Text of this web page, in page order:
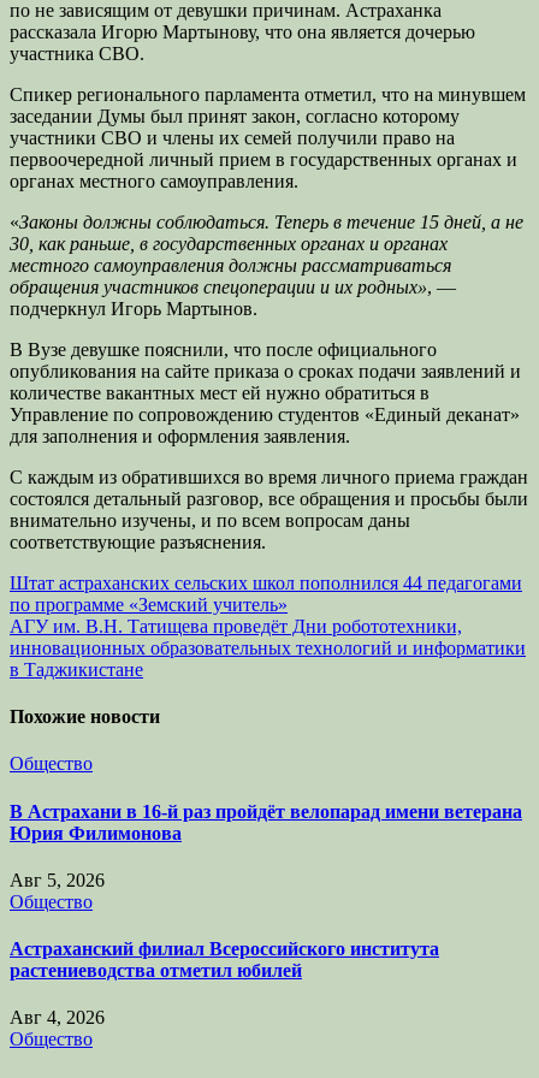
по не зависящим от девушки причинам. Астраханка
рассказала Игорю Мартынову, что она является дочерью
участника СВО.
Спикер регионального парламента отметил, что на минувшем
заседании Думы был принят закон, согласно которому
участники СВО и члены их семей получили право на
первоочередной личный прием в государственных органах и
органах местного самоуправления.
«Законы должны соблюдаться. Теперь в течение 15 дней, а не
30, как раньше, в государственных органах и органах
местного самоуправления должны рассматриваться
обращения участников спецоперации и их родных», —
подчеркнул Игорь Мартынов.
В Вузе девушке пояснили, что после официального
опубликования на сайте приказа о сроках подачи заявлений и
количестве вакантных мест ей нужно обратиться в
Управление по сопровождению студентов «Единый деканат»
для заполнения и оформления заявления.
С каждым из обратившихся во время личного приема граждан
состоялся детальный разговор, все обращения и просьбы были
внимательно изучены, и по всем вопросам даны
соответствующие разъяснения.
Навигация
по
записям
Штат астраханских сельских школ пополнился 44 педагогами
по программе «Земский учитель»
АГУ им. В.Н. Татищева проведёт Дни робототехники,
инновационных образовательных технологий и информатики
в Таджикистане
Похожие новости
Общество
В Астрахани в 16-й раз пройдёт велопарад имени ветерана
Юрия Филимонова
Авг 5, 2026
Общество
Астраханский филиал Всероссийского института
растениеводства отметил юбилей
Авг 4, 2026
Общество